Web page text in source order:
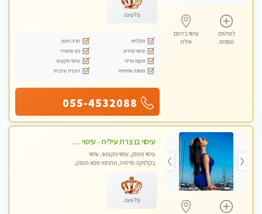
לפרטים
נוספים
עיסוי בדרום
אילת
פלטינה
מקלחת
חניה חינם
עיסוי מרגיע
נקי ומסודר
מקום פרטי
עיסוי מקצועי
תמונה אמיתית
דוברת עיברית
055-4532088
עיסוי בנצרת עילית - עיסוי מפנק ומקצועי ומרגיע ושקט במקום מדהים עיסוי מושקע מאוד
עיסוי מפנק, עיסוי מקצועי, עיסוי
בקלניקה פרטית, מתחמי ספא מפנק,
פלטינה